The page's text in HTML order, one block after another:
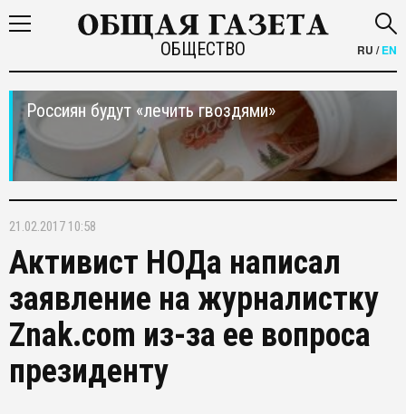
ОБЩЕСТВО RU /EN
Россиян будут «лечить гвоздями»
21.02.2017 10:58
Активист НОДа написал
заявление на журналистку
Znak.com из-за ее вопроса
президенту